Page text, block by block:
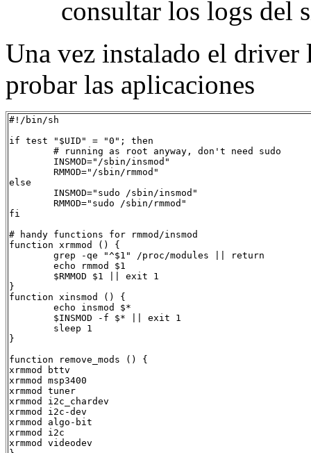
consultar los logs del
Una vez instalado el driver
probar las aplicaciones
#!/bin/sh
if test "$UID" = "0"; then
else
fi
# handy functions for rmmod/insmod
function xrmmod () {
}
function xinsmod () {
}
function remove_mods () {
xrmmod bttv
xrmmod msp3400
xrmmod tuner
xrmmod i2c_chardev
xrmmod i2c-dev
xrmmod algo-bit
xrmmod i2c
xrmmod videodev